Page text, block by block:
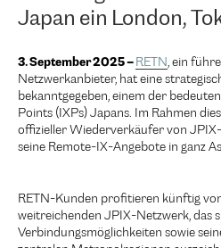
Japan ein London,
3. September 2025 – RETN, ein
Netzwerkanbieter, hat eine
bekanntgegeben, einem der
Points (IXPs) Japans. Im Rahmen
offizieller Wiederverkäufer von
seine Remote-IX-Angebote in ganz
RETN-Kunden profitieren künftig
weitreichenden JPIX-Netzwerk, das
Verbindungsmöglichkeiten sowie